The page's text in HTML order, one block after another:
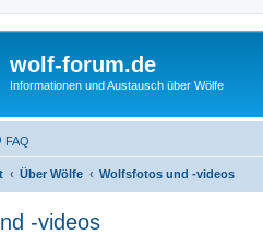
wolf-forum.de
Informationen und Austausch über Wölfe
FAQ
Über Wölfe Wolfsfotos und -videos
-videos